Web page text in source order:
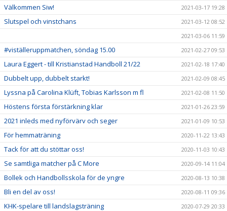
Välkommen Siw! 2021-03-17 19:28
Slutspel och vinstchans
2021-03-12 08:52
2021-03-06 11:59
#viställeruppmatchen, söndag 15.00 2021-02-27 09:53
Laura Eggert - till Kristianstad Handboll 21/22 2021-02-18 17:40
Dubbelt upp, dubbelt starkt! 2021-02-09 08:45
Lyssna på Carolina Klüft, Tobias Karlsson m fl 2021-02-08 11:50
Höstens första förstärkning klar 2021-01-26 23:59
2021 inleds med nyförvärv och seger 2021-01-09 10:53
För hemmaträning 2020-11-22 13:43
Tack för att du stöttar oss! 2020-11-03 10:43
Se samtliga matcher på C More 2020-09-14 11:04
Bollek och Handbollsskola för de yngre 2020-08-13 10:38
Bli en del av oss! 2020-08-11 09:36
KHK-spelare till landslagsträning 2020-07-29 20:33